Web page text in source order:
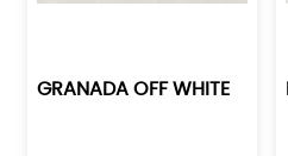
GRANADA OFF WHITE